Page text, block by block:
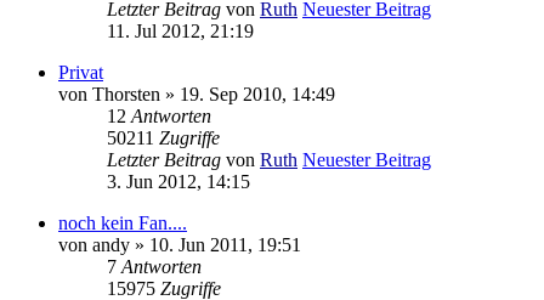
Letzter Beitrag von Ruth Neuester Beitrag
11. Jul 2012, 21:19
Privat
von Thorsten » 19. Sep 2010, 14:49
12 Antworten
50211 Zugriffe
Letzter Beitrag von Ruth Neuester Beitrag
3. Jun 2012, 14:15
noch kein Fan....
von andy » 10. Jun 2011, 19:51
7 Antworten
15975 Zugriffe